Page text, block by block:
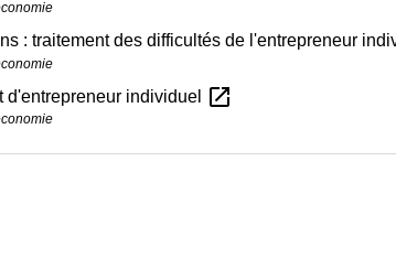
: traitement des difficultés de l'entrepreneur
d'entrepreneur individuel open_in_new